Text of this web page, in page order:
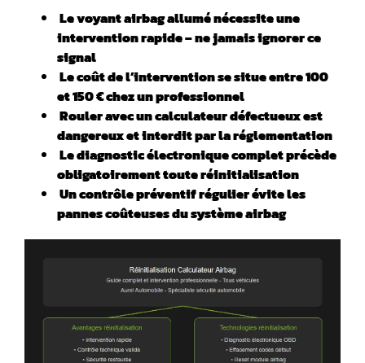
Le voyant airbag allumé nécessite une
intervention rapide – ne jamais ignorer ce
signal
Le coût de l’intervention se situe entre 100
et 150 € chez un professionnel
️ Rouler avec un calculateur défectueux est
dangereux et interdit par la réglementation
️ Lediagnostic électroniquecomplet précède
obligatoirement toute réinitialisation
Un contrôle préventif régulier évite les
pannes coûteuses du système airbag